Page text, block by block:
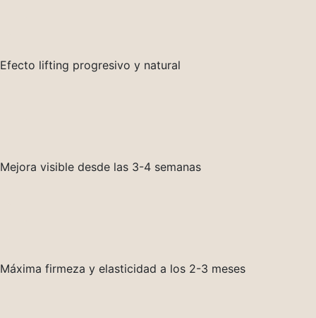
Efecto lifting progresivo y natural
Mejora visible desde las 3-4 semanas
Máxima firmeza y elasticidad a los 2-3 meses